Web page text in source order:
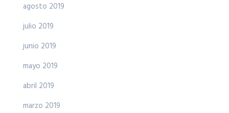
agosto 2019
julio 2019
junio 2019
mayo 2019
abril 2019
marzo 2019